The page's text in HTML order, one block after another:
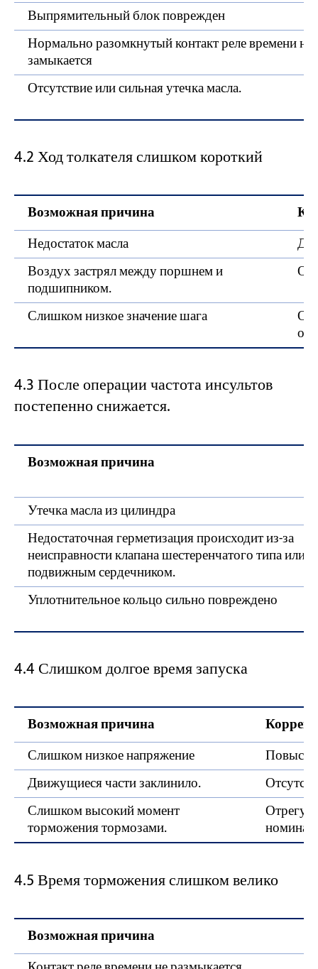
Выпрямительный блок поврежден
Нормально разомкнутый контакт реле времени не
замыкается
Отсутствие или сильная утечка масла.
4.2 Ход толкателя слишком короткий
Возможная причина
Недостаток масла
Воздух застрял между поршнем и
подшипником.
Слишком низкое значение шага
4.3 После операции частота инсультов
постепенно снижается.
Возможная причина
Утечка масла из цилиндра
Недостаточная герметизация происходит из-за
неисправности клапана шестеренчатого типа или
подвижным сердечником.
Уплотнительное кольцо сильно повреждено
4.4 Слишком долгое время запуска
Возможная причина
Слишком низкое напряжение
Движущиеся части заклинило.
Слишком высокий момент
торможения тормозами.
4.5 Время торможения слишком велико
Возможная причина